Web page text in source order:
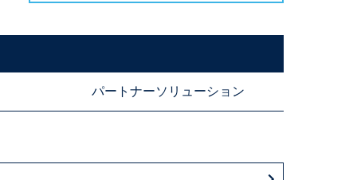
パートナーソリューション